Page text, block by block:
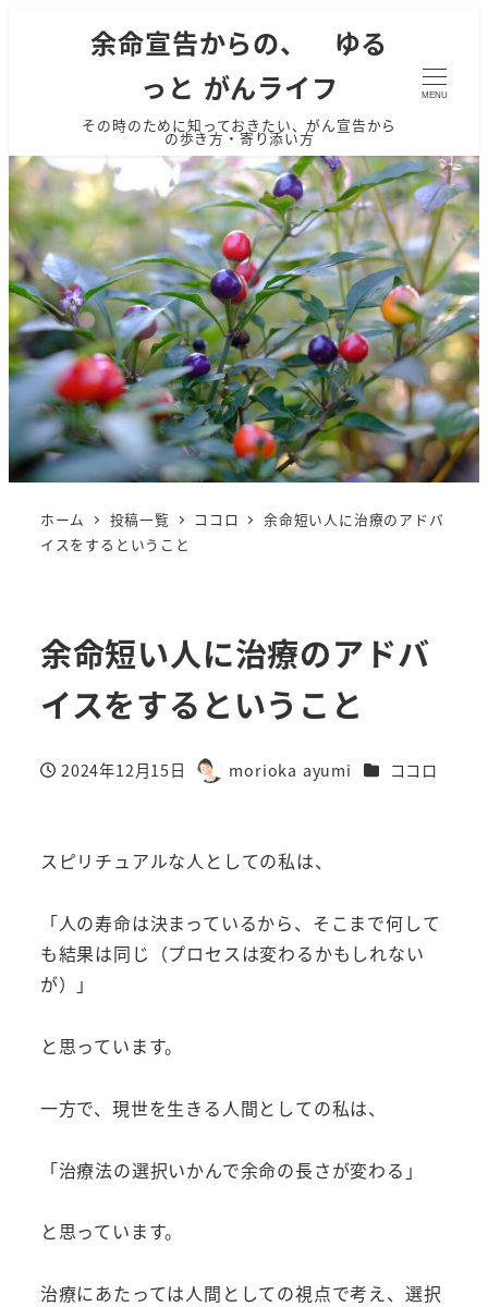
余命宣告からの、 ゆる
っと がんライフ
その時のために知っておきたい、がん宣告から
の歩き方・寄り添い方
MENU
ホーム 投稿一覧 ココロ
余命短い人に治療のアドバ
イスをするということ
余命短い人に治療のアドバ
イスをするということ
投稿日
2024年12月15日
著
morioka ayumi カテゴリー
ココロ
スピリチュアルな人としての私は、
「人の寿命は決まっているから、そこまで何して
も結果は同じ（プロセスは変わるかもしれない
が）」
と思っています。
一方で、現世を生きる人間としての私は、
「治療法の選択いかんで余命の長さが変わる」
と思っています。
治療にあたっては人間としての視点で考え、選択